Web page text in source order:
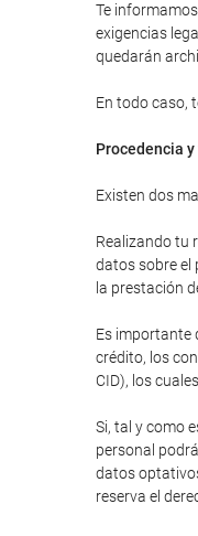
Te
exigencias
quedarán
En todo caso,
Procedencia
Existen dos
Realizando tu
datos sobre el
la prestación
Es importante
crédito, los
CID), los
Si, tal y como
personal
datos
reserva el